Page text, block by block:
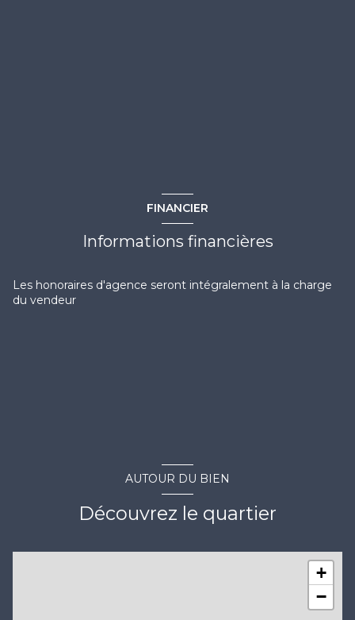
FINANCIER
Informations financières
Les honoraires d'agence seront intégralement à la charge
du vendeur
AUTOUR DU BIEN
Découvrez le quartier
+
−